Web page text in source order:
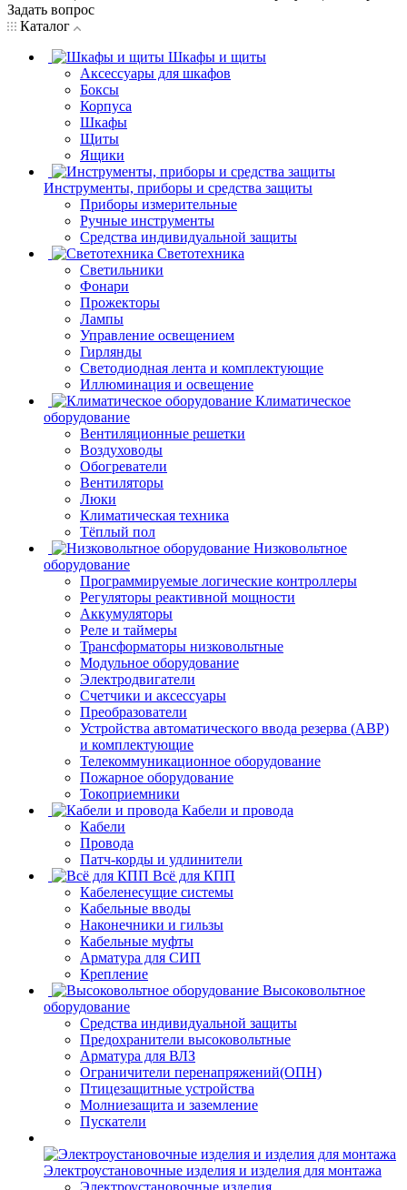
Задать вопрос
Каталог
Шкафы и щиты
Аксессуары для шкафов
Боксы
Корпуса
Шкафы
Щиты
Ящики
Инструменты, приборы и средства защиты
Приборы измерительные
Ручные инструменты
Средства индивидуальной защиты
Светотехника
Светильники
Фонари
Прожекторы
Лампы
Управление освещением
Гирлянды
Светодиодная лента и комплектующие
Иллюминация и освещение
Климатическое
оборудование
Вентиляционные решетки
Воздуховоды
Обогреватели
Вентиляторы
Люки
Климатическая техника
Тёплый пол
Низковольтное
оборудование
Программируемые логические контроллеры
Регуляторы реактивной мощности
Аккумуляторы
Реле и таймеры
Трансформаторы низковольтные
Модульное оборудование
Электродвигатели
Счетчики и аксессуары
Преобразователи
Устройства автоматического ввода резерва (АВР)
и комплектующие
Телекоммуникационное оборудование
Пожарное оборудование
Токоприемники
Кабели и провода
Кабели
Провода
Патч-корды и удлинители
Всё для КПП
Кабеленесущие системы
Кабельные вводы
Наконечники и гильзы
Кабельные муфты
Арматура для СИП
Крепление
Высоковольтное
оборудование
Средства индивидуальной защиты
Предохранители высоковольтные
Арматура для ВЛЗ
Ограничители перенапряжений(ОПН)
Птицезащитные устройства
Молниезащита и заземление
Пускатели
Электроустановочные изделия и изделия для монтажа
Электроустановочные изделия